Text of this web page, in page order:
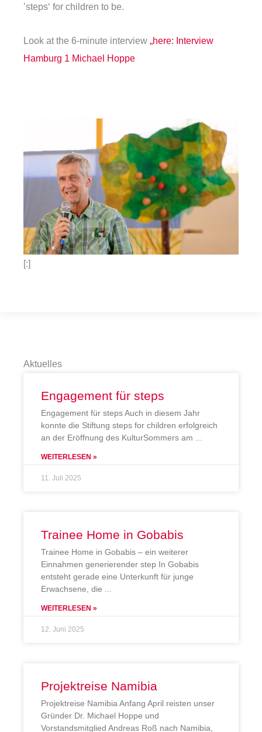
’steps‘ for children to be.
Look at the 6-minute interview „here: Interview
Hamburg 1 Michael Hoppe
[:]
Aktuelles
Engagement für steps
Engagement für steps Auch in diesem Jahr
konnte die Stiftung steps for children erfolgreich
an der Eröffnung des KulturSommers am
WEITERLESEN »
11. Juli 2025
Trainee Home in Gobabis
Trainee Home in Gobabis – ein weiterer
Einnahmen generierender step In Gobabis
entsteht gerade eine Unterkunft für junge
Erwachsene, die
WEITERLESEN »
12. Juni 2025
Projektreise Namibia
Projektreise Namibia Anfang April reisten unser
Gründer Dr. Michael Hoppe und
Vorstandsmitglied Andreas Roß nach Namibia,